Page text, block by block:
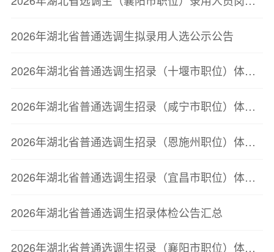
2026年湖北省普通选调生拟录用人选公示公告
2026年湖北省普通选调生招录（十堰市职位）体检公告
2026年湖北省普通选调生招录（咸宁市职位）体检公告
2026年湖北省普通选调生招录（恩施州职位）体检公告
2026年湖北省普通选调生招录（宜昌市职位）体检公告
2026年湖北省普通选调生招录体检公告汇总
2026年湖北省普通选调生招录（襄阳市职位）体检公告